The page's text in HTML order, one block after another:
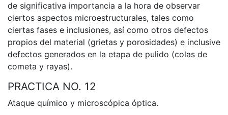
de significativa importancia a la hora de observar
ciertos aspectos microestructurales, tales como
ciertas fases e inclusiones, así como otros defectos
propios del material (grietas y porosidades) e inclusive
defectos generados en la etapa de pulido (colas de
cometa y rayas).
PRACTICA NO. 12
Ataque químico y microscópica óptica.